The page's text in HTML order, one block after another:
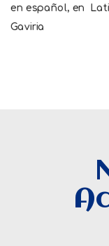
en español, en
Gaviria